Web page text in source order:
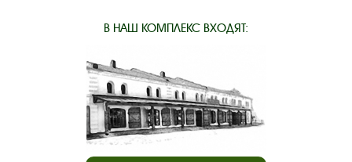
В НАШ КОМПЛЕКС ВХОДЯТ: